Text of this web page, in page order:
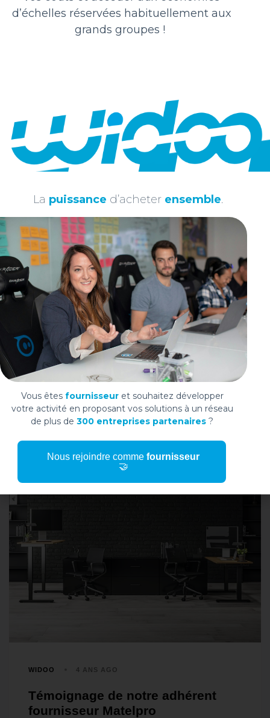
4 ANS AGO
Le « smart contract » comme futur
garant de vos négociations ?
WIDOO 4 ANS AGO
La résistance au changement : un
challenge démultiplié pour les
équipes procurement
WIDOO 4 ANS AGO
Témoignage de notre adhérent
fournisseur Matelpro
d’échelles réservées habituellement aux
grands groupes !
La puissance d’acheter ensemble.
Vous êtes fournisseuret souhaitez développer
votre activité en proposant vos solutions à un réseau
de plus de300 entreprises partenaires ?
Nous rejoindre commefournisseur
🤝